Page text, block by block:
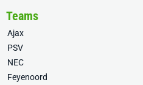
Teams
Ajax
PSV
NEC
Feyenoord